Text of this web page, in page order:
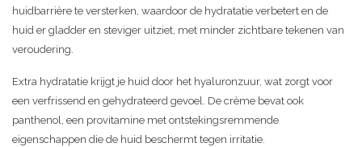
huidbarrière te versterken, waardoor de hydratatie verbetert en de
huid er gladder en steviger uitziet, met minder zichtbare tekenen van
veroudering.
Extra hydratatie krijgt je huid door het hyaluronzuur, wat zorgt voor
een verfrissend en gehydrateerd gevoel. De crème bevat ook
panthenol, een provitamine met ontstekingsremmende
eigenschappen die de huid beschermt tegen irritatie.